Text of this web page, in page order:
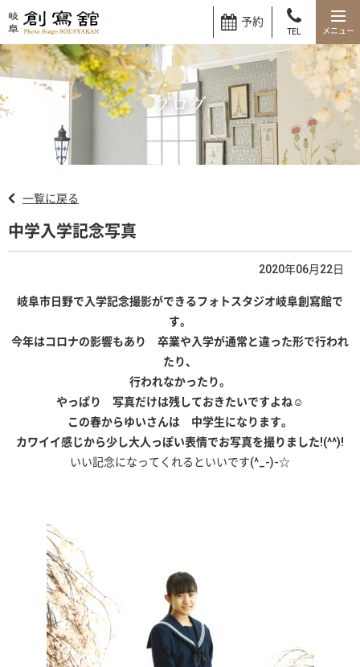
予約
TEL
ブログ
一覧に戻る
中学入学記念写真
2020年06月22日
岐阜市日野で入学記念撮影ができるフォトスタジオ岐阜創寫館で
す。
今年はコロナの影響もあり 卒業や入学が通常と違った形で行われ
たり、
行われなかったり。
やっぱり 写真だけは残しておきたいですよね☺
この春からゆいさんは 中学生になります。
カワイイ感じから少し大人っぽい表情でお写真を撮りました!(^^)!
いい記念になってくれるといいです(^_-)-☆